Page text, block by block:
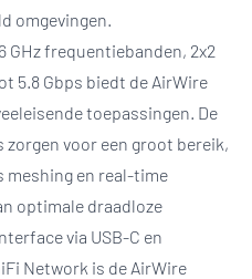
omgevingen.
GHz frequentiebanden, 2x2
5.8 Gbps biedt de AirWire
toepassingen. De
zorgen voor een groot bereik,
en real-time
optimale draadloze
via USB-C en
Network is de AirWire